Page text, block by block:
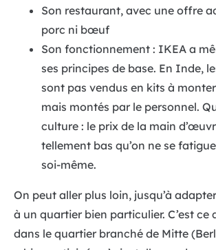
Son restaurant, avec une offre
porc ni bœuf
Son fonctionnement : IKEA a
ses principes de base. En Inde,
sont pas vendus en kits à
mais montés par le personnel.
culture : le prix de la main
tellement bas qu’on ne se
soi-même.
On peut aller plus loin, jusqu’à
à un quartier bien particulier. C’est ce
dans le quartier branché de Mitte